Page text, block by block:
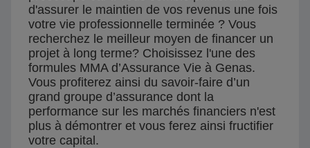
d'assurer le maintien de vos revenus une fois
votre vie professionnelle terminée ? Vous
recherchez le meilleur moyen de financer un
projet à long terme? Choisissez l'une des
formules MMA d’Assurance Vie à Genas.
Vous profiterez ainsi du savoir-faire d’un
grand groupe d’assurance dont la
performance sur les marchés financiers n'est
plus à démontrer et vous ferez ainsi fructifier
votre capital.